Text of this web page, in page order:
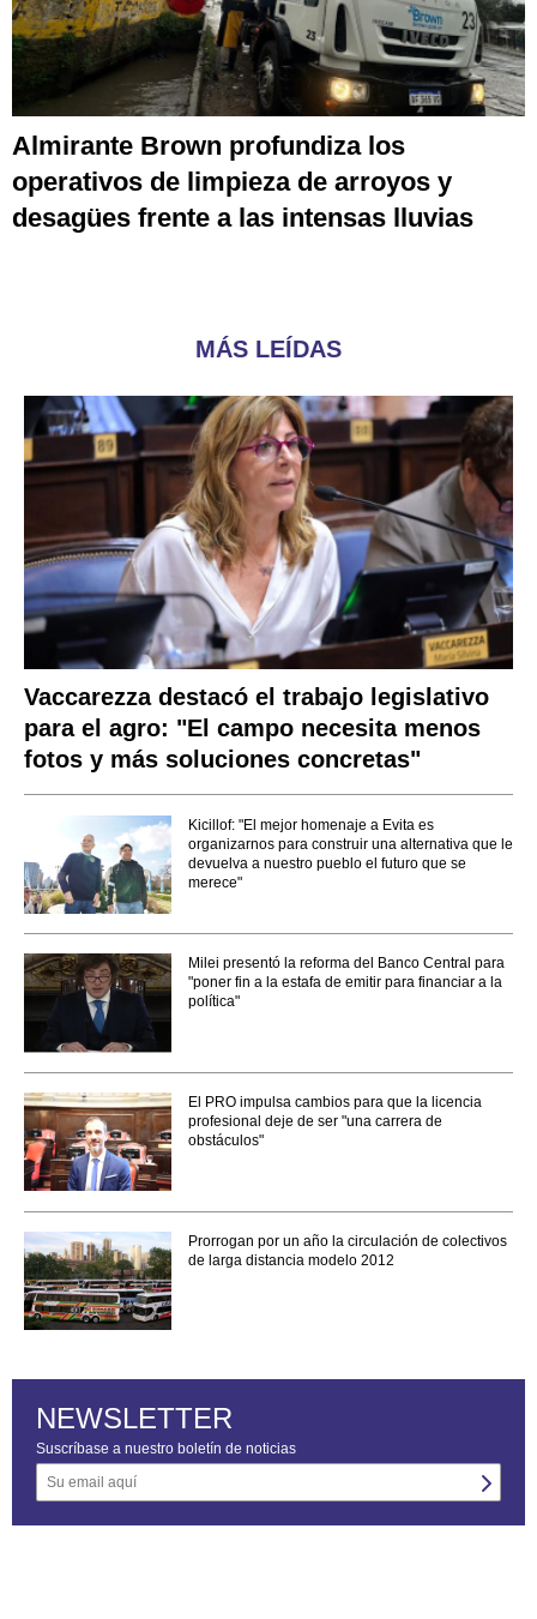
Almirante Brown profundiza los
operativos de limpieza de arroyos y
desagües frente a las intensas lluvias
MÁS LEÍDAS
Vaccarezza destacó el trabajo legislativo
para el agro: "El campo necesita menos
fotos y más soluciones concretas"
Kicillof: "El mejor homenaje a Evita es
organizarnos para construir una alternativa que le
devuelva a nuestro pueblo el futuro que se
merece"
Milei presentó la reforma del Banco Central para
"poner fin a la estafa de emitir para financiar a la
política"
El PRO impulsa cambios para que la licencia
profesional deje de ser "una carrera de
obstáculos"
Prorrogan por un año la circulación de colectivos
de larga distancia modelo 2012
NEWSLETTER
Suscríbase a nuestro boletín de noticias